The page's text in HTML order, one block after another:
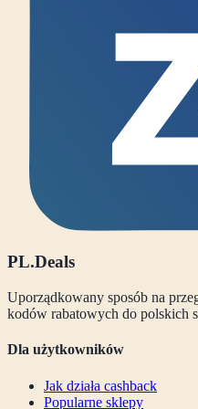
PL.Deals
Uporządkowany sposób na
kodów rabatowych do polskich
Dla użytkowników
Jak działa cashback
Popularne sklepy